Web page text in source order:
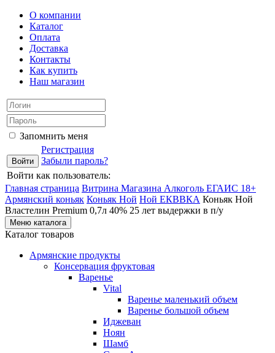
О компании
Каталог
Оплата
Доставка
Контакты
Как купить
Наш магазин
Запомнить меня
Регистрация
Забыли пароль?
Войти как пользователь:
Главная страница Витрина Магазина Алкоголь ЕГАИС 18+
Армянский коньяк Коньяк Ной Ной ЕКВВКА Коньяк Ной
Властелин Premium 0,7л 40% 25 лет выдержки в п/у
Меню каталога
Каталог товаров
Армянские продукты
Консервация фруктовая
Варенье
Vital
Варенье маленький объем
Варенье большой объем
Иджеван
Ноян
Шамб